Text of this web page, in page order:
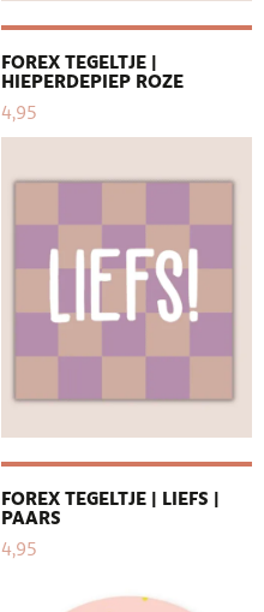
FOREX TEGELTJE |
HIEPERDEPIEP ROZE
4,95
FOREX TEGELTJE | LIEFS |
PAARS
4,95